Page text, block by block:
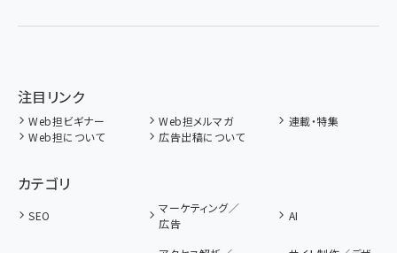
注目リンク
Web担ビギナー Web担メルマガ
連載・特集
Web担について
広告出稿について
カテゴリ
SEO
マーケティング／
広告
AI